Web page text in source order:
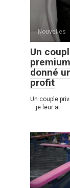
Nouvelles
Un
donné
profit
Un couple
– je leur ai